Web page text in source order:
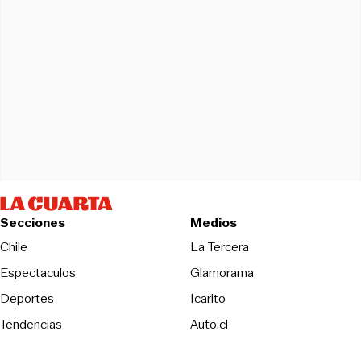
Secciones
Chile
Espectaculos
Deportes
Tendencias
Medios
La TerceraOpens in new
Glamorama
Icarito
Auto.cl